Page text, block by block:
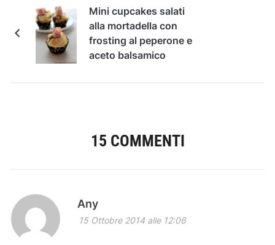
Mini cupcakes salati
alla mortadella con
frosting al peperone e
aceto balsamico
15 COMMENTI
Any
15 Ottobre 2014 alle 12:06